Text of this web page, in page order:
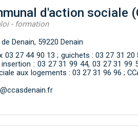
d'action sociale
- formation
Denain, 59220 Denain
03 27 44 90 13 ; guichets : 03 27 31
: 03 27 31 99 44, 03 27 31 99
aux logements : 03 27 31 96 96 ;